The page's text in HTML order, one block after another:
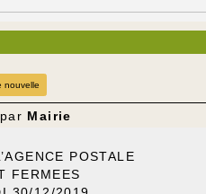
nouvelle
par Mairie
POSTALE
FERMEES